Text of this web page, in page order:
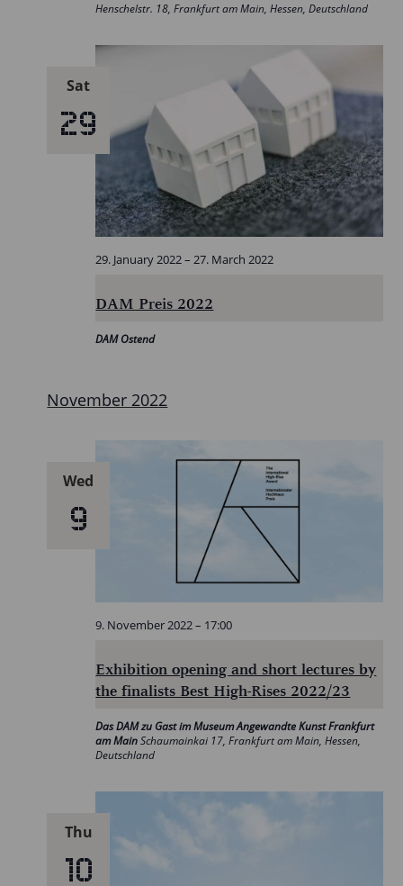
Henschelstr. 18, Frankfurt am Main, Hessen, Deutschland
Sat
29
DAM Preis 2022
29. January 2022–27. March 2022
DAM Ostend
November 2022
Wed
9
Exhibition opening and short lectures by
the finalists Best High-Rises 2022/23
9. November 2022 – 17:00
Das DAM zu Gast im Museum Angewandte Kunst Frankfurt
am MainSchaumainkai 17, Frankfurt am Main, Hessen,
Deutschland
Thu
10